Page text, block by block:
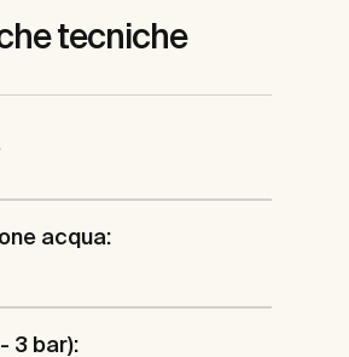
tecniche
acqua:
3 bar):